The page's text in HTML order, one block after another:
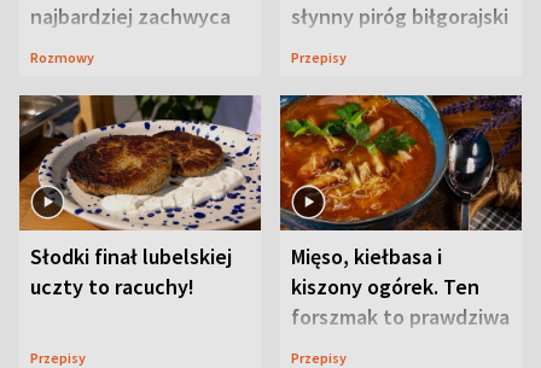
najbardziej zachwyca
ją w Lublinie
Rozmowy
słynny piróg biłgorajski
Przepisy
Słodki finał lubelskiej
uczty to racuchy!
Przepisy
Mięso, kiełbasa i
kiszony ogórek. Ten
forszmak to prawdziwa
uczta
Przepisy